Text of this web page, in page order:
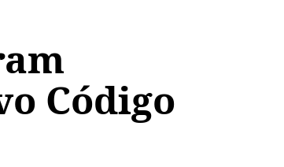
Código